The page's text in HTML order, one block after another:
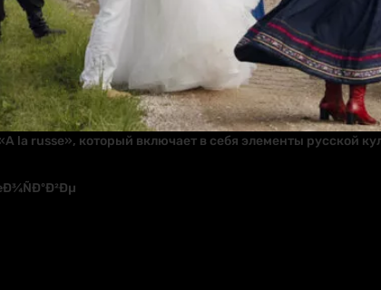
la russe», который включает в себя элементы русской